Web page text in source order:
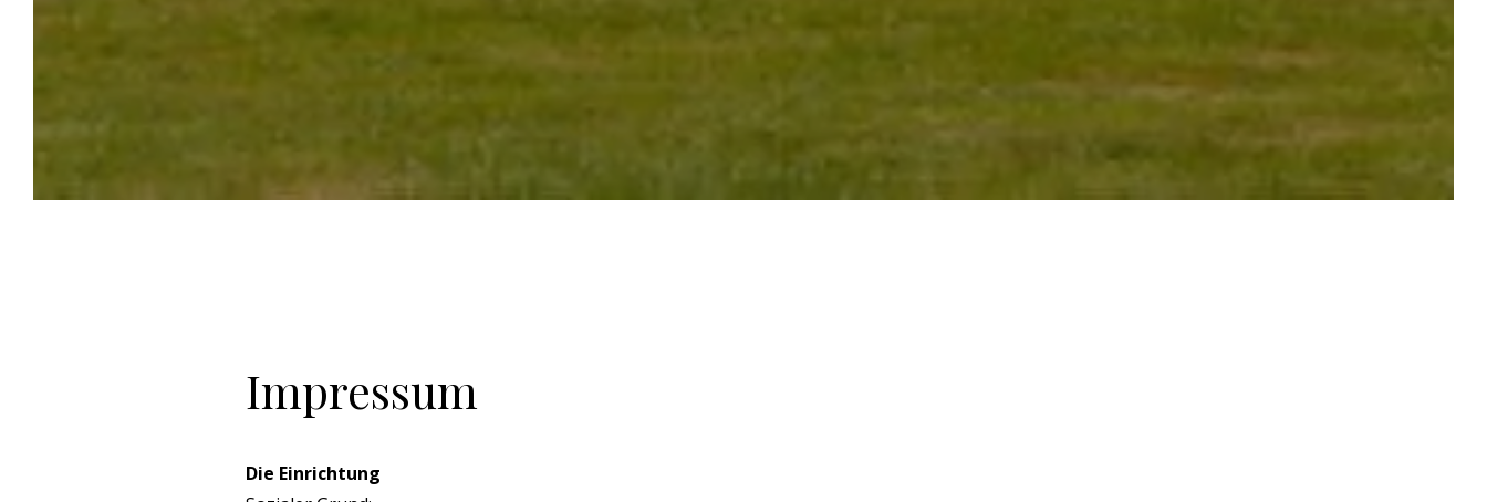
Impressum
Die Einrichtung